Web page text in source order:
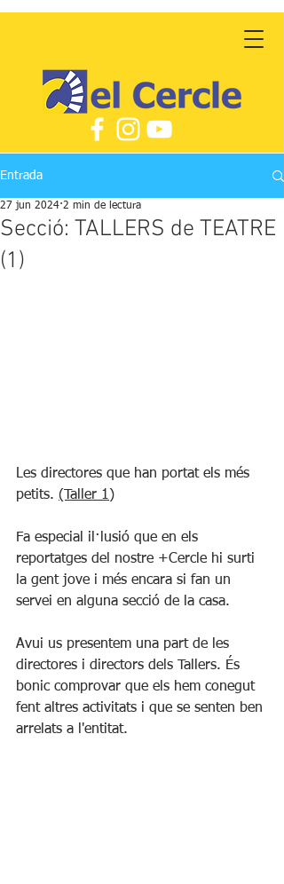
Entrada
Secció: TALLERS de TEATRE
(1)
27 jun 2024 2 min de lectura
Les directores que han portat els més
petits. (Taller 1)
Fa especial il·lusió que en els
reportatges del nostre +Cercle hi surti
la gent jove i més encara si fan un
servei en alguna secció de la casa.
Avui us presentem una part de les
directores i directors dels Tallers. És
bonic comprovar que els hem conegut
fent altres activitats i que se senten ben
arrelats a l'entitat.